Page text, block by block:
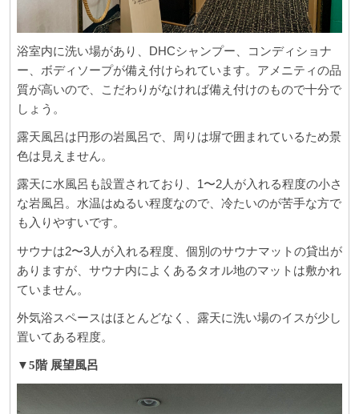
浴室内に洗い場があり、DHCシャンプー、コンディショナ
ー、ボディソープが備え付けられています。アメニティの品
質が高いので、こだわりがなければ備え付けのもので十分で
しょう。
露天風呂は円形の岩風呂で、周りは塀で囲まれているため景
色は見えません。
露天に水風呂も設置されており、1〜2人が入れる程度の小さ
な岩風呂。水温はぬるい程度なので、冷たいのが苦手な方で
も入りやすいです。
サウナは2〜3人が入れる程度、個別のサウナマットの貸出が
ありますが、サウナ内によくあるタオル地のマットは敷かれ
ていません。
外気浴スペースはほとんどなく、露天に洗い場のイスが少し
置いてある程度。
▼5階 展望風呂